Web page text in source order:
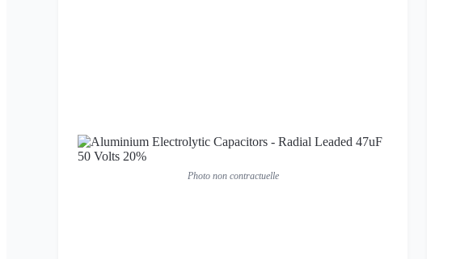
Photo non contractuelle